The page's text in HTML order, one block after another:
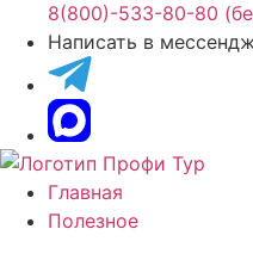
8(800)-533-80-80
Написать в
Главная
Полезное